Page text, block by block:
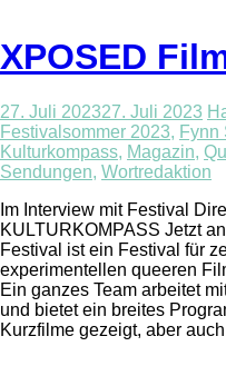
XPOSED
27. Juli 202327. Juli 2023
Festivalsommer 2023, Fynn
Kulturkompass, Magazin,
Sendungen, Wortredaktion
Im Interview mit Festival
KULTURKOMPASS Jetzt
Festival ist ein Festival für
experimentellen queeren
Ein ganzes Team arbeitet
und bietet ein breites
Kurzfilme gezeigt, aber